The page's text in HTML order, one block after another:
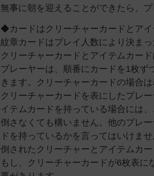
無事に朝を迎えることができたら、
◆カードはクリーチャーカードとアイ
紋章カードはプレイ人数により決ま
クリーチャーカードとアイテムカー
プレーヤーは、順番にカードを1枚
きます。クリーチャーカードの場合
クリーチャーカードを表にしたプレ
イテムカードを持っている場合には
倒さなくても構いません。他のプレ
ドを持っているかを言ってはいけませ
倒されたクリーチャーとアイテムカ
もし、クリーチャーカードが6枚表